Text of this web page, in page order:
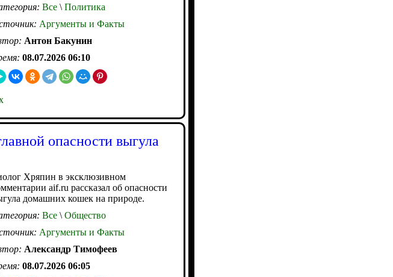
Все \ Политика
Аргументы и Факты
Антон Бакунин
08.07.2026 06:10
опасности выгула
Хряпин в эксклюзивном
aif.ru рассказал об опасности
домашних кошек на природе.
Все \ Общество
Аргументы и Факты
Александр Тимофеев
08.07.2026 06:05